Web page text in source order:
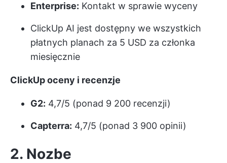
Enterprise: Kontakt w sprawie wyceny
ClickUp AI jest dostępny we wszystkich
płatnych planach za 5 USD za członka
miesięcznie
ClickUp oceny i recenzje
G2: 4,7/5 (ponad 9 200 recenzji)
Capterra: 4,7/5 (ponad 3 900 opinii)
2. Nozbe